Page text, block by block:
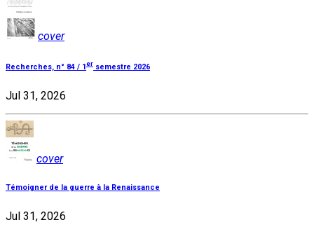
cover
Recherches, n° 84 / 1er semestre 2026
Jul 31, 2026
cover
Témoigner de la guerre à la Renaissance
Jul 31, 2026